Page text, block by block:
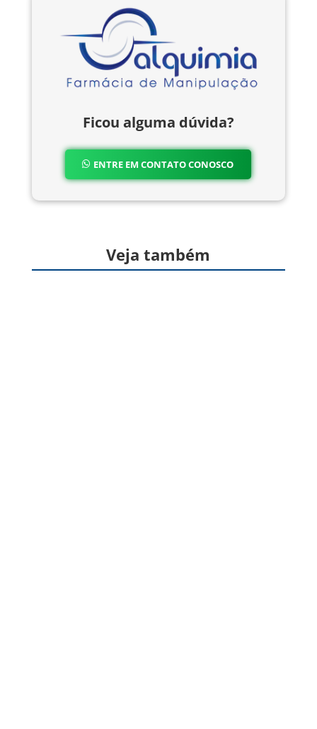
Ficou alguma dúvida?
ENTRE EM CONTATO CONOSCO
Veja também